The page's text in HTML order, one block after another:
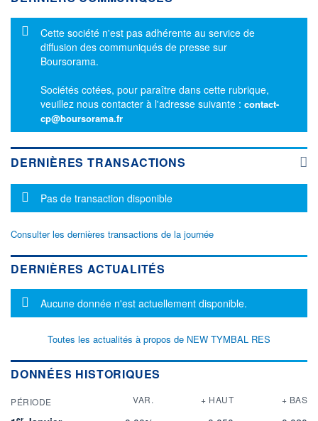
Message d'information
Cette société n'est pas adhérente au service de
diffusion des communiqués de presse sur
Boursorama.
Sociétés cotées, pour paraître dans cette rubrique,
veuillez nous contacter à l'adresse suivante : contact-
cp@boursorama.fr
DERNIÈRES TRANSACTIONS
Message d'information
Pas de transaction disponible
Consulter les dernières transactions de la journée
DERNIÈRES ACTUALITÉS
Message d'information
Aucune donnée n'est actuellement disponible.
Toutes les actualités à propos de NEW TYMBAL RES
DONNÉES HISTORIQUES
PÉRIODE VAR. + HAUT + BAS